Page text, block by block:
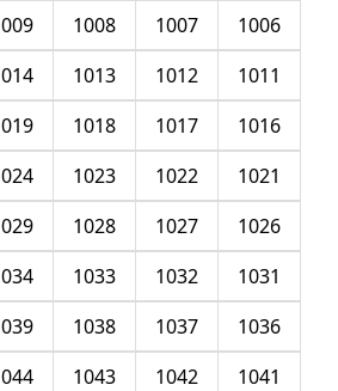
1006
1007
1008
1011
1012
1013
1016
1017
1018
1021
1022
1023
1026
1027
1028
1031
1032
1033
1036
1037
1038
1041
1042
1043